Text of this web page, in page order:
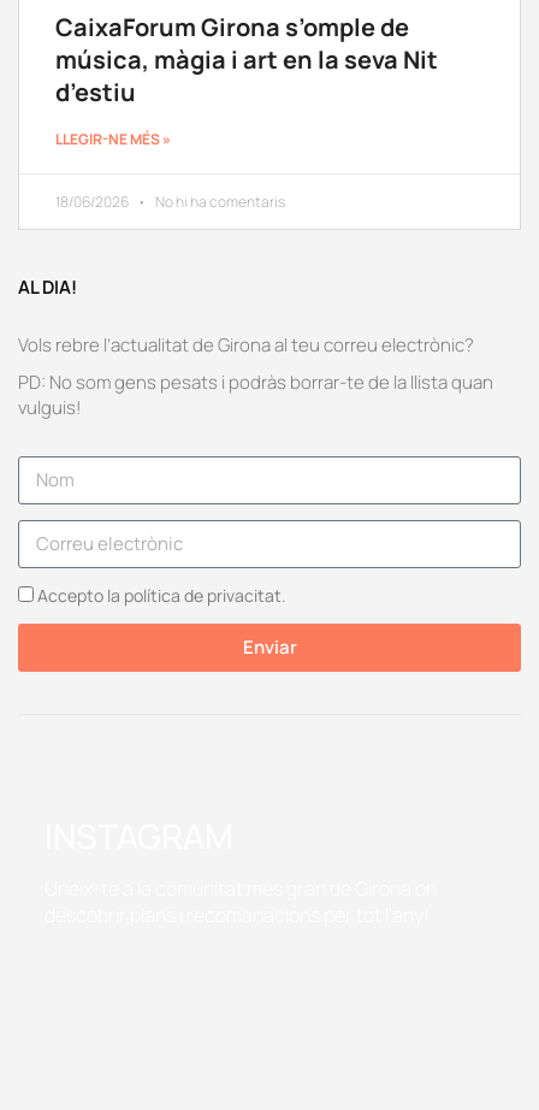
CaixaForum Girona s’omple de
música, màgia i art en la seva Nit
d’estiu
LLEGIR-NE MÉS »
18/06/2026 No hi ha comentaris
AL DIA!
Vols rebre l’actualitat de Girona al teu correu electrònic?
PD: No som gens pesats i podràs borrar-te de la llista quan
vulguis!
Accepto la política de privacitat.
Enviar